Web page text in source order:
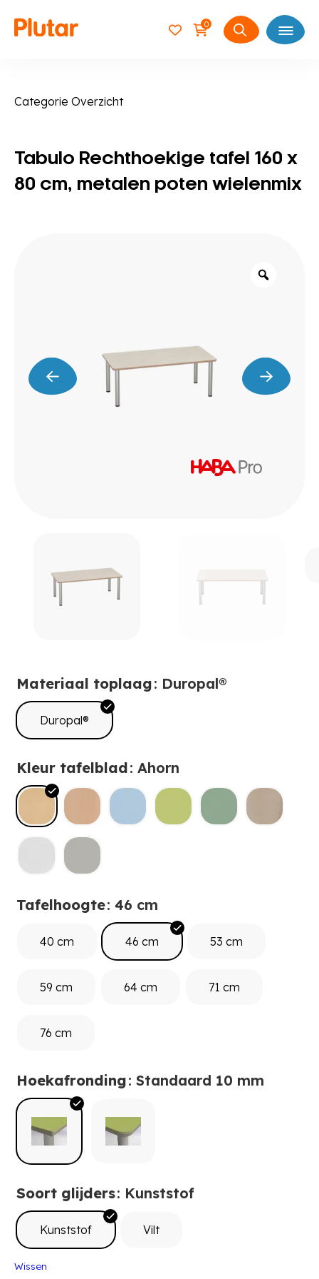
0
Zoeken
Open
Categorie Overzicht
Tabulo Rechthoekige tafel 160 x
80 cm, metalen poten wielenmix
Materiaal toplaag: Duropal®
Duropal®
Kleur tafelblad: Ahorn
Tafelhoogte: 46 cm
40 cm 46 cm 53 cm
59 cm 64 cm 71 cm
76 cm
Hoekafronding: Standaard 10 mm
Soort glijders: Kunststof
Kunststof Vilt
Wissen